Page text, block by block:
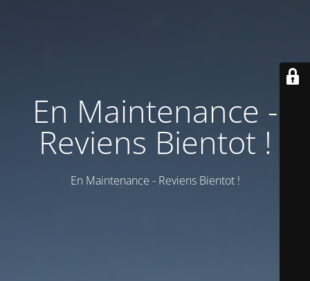
En Maintenance -
Reviens Bientot !
En Maintenance - Reviens Bientot !